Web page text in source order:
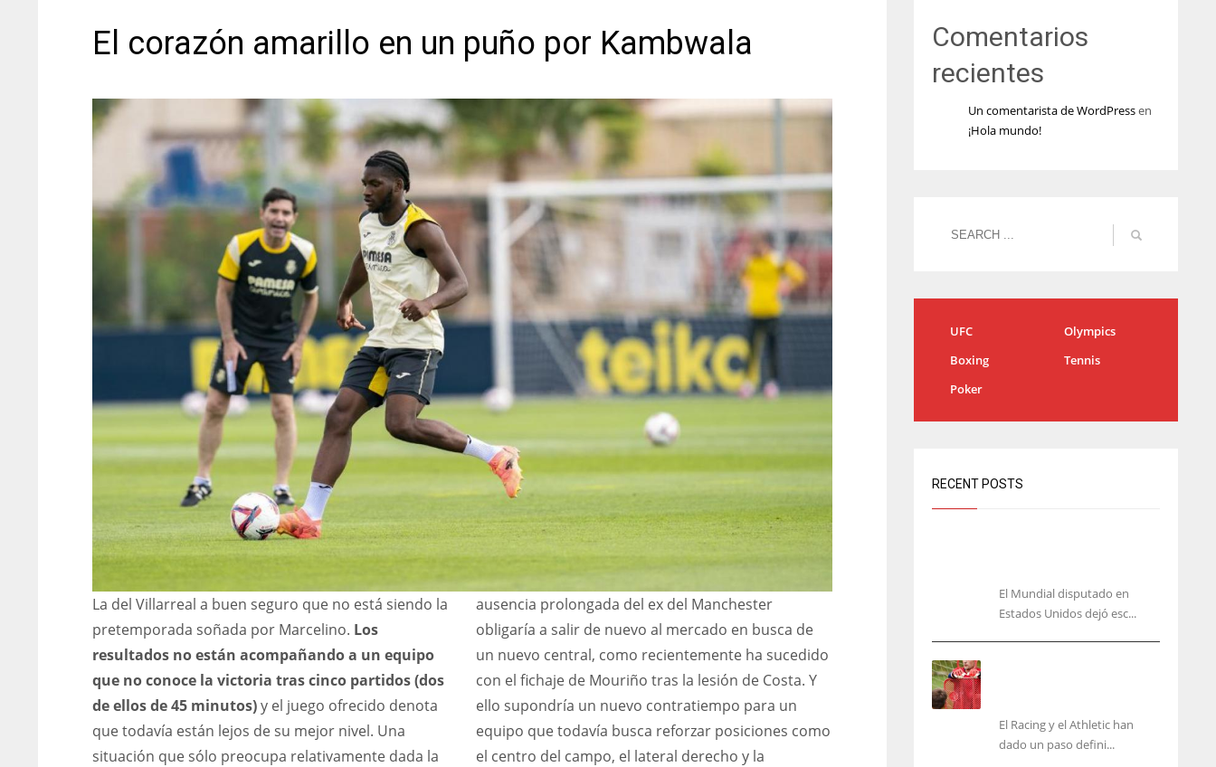
El corazón amarillo en un puño por Kambwala
La del Villarreal a buen seguro que no está siendo la
pretemporada soñada por Marcelino. Los
resultados no están acompañando a un equipo
que no conoce la victoria tras cinco partidos (dos
de ellos de 45 minutos)y el juego ofrecido denota
que todavía están lejos de su mejor nivel. Una
situación que sólo preocupa relativamente dada la
ausencia prolongada del ex del Manchester
obligaría a salir de nuevo al mercado en busca de
un nuevo central, como recientemente ha sucedido
con el fichaje de Mouriño tras la lesión de Costa. Y
ello supondría un nuevo contratiempo para un
equipo que todavía busca reforzar posiciones como
el centro del campo, el lateral derecho y la
Comentarios
recientes
Un comentarista de WordPressen
¡Hola mundo!
UFC
Olympics
Boxing
Tennis
Poker
RECENT POSTS
El Mundial disputado en
Estados Unidos dejó esc...
El Racing y el Athletic han
dado un paso defini...